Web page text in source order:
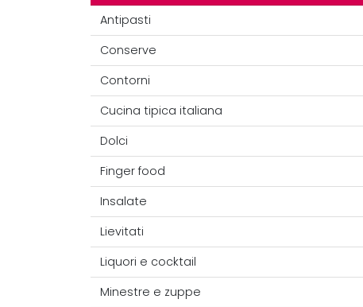
Antipasti
Conserve
Contorni
Cucina tipica italiana
Dolci
Finger food
Insalate
Lievitati
Liquori e cocktail
Minestre e zuppe